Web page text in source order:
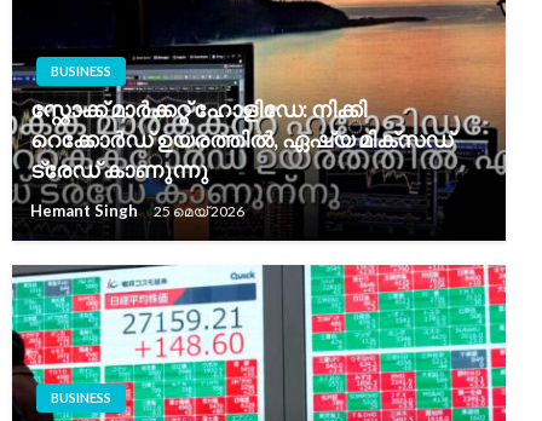
BUSINESS
സ്റ്റോക്ക് മാർക്കറ്റ് ഹോളിഡേ: നിക്കി
റെക്കോർഡ് ഉയരത്തിൽ, ഏഷ്യ മിക്സഡ്
ട്രേഡ് കാണുന്നു
Hemant Singh 25 മെയ്‌ 2026
BUSINESS